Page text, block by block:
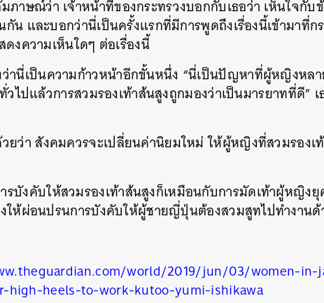
ภาษณ์ว่า เจ้าหน้าที่ของกระทรวงบอกกับเธอว่า เห็นใจกับ
น และบอกว่านี่เป็นครั้งแรกที่มีการพูดถึงเรื่องนี้เข้ามาที่ก
ดงความเห็นใดๆ ต่อเรื่องนี้
านี่เป็นความก้าวหน้าอีกขั้นหนึ่ง “นี่เป็นปัญหาที่ผู้หญิงหลา
วไปแล้วการสวมรองเท้าส้นสูงถูกมองว่าเป็นมารยาทที่ดี”
ยว่า สังคมควรจะเปลี่ยนค่านิยมใหม่ ให้ผู้หญิงที่สวมรอง
รบังคับให้สวมรองเท้าส้นสูงก็เหมือนกับการมัดเท้าผู้หญิง
ให้ผ่อนปรนการบังคับให้ผู้ชายญี่ปุ่นต้องสวมสูทไปทำงาน
world/2019/jun/03/women-in-
high-heels-to-work-kutoo-yumi-ishikawa